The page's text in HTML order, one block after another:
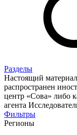
Разделы
Настоящий
распространен
центр «Сова» либо
агента
Фильтры
Регионы